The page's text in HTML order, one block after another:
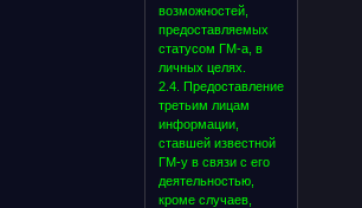
возможностей,
предоставляемых
статусом ГМ-а, в
личных целях.
2.4. Предоставление
третьим лицам
информации,
ставшей известной
ГМ-у в связи с его
деятельностью,
кроме случаев,